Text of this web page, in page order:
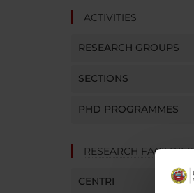
ACTIVITIES
RESEARCH GROUPS
SECTIONS
PHD PROGRAMMES
RESEARCH FACILITIES
CENTRI